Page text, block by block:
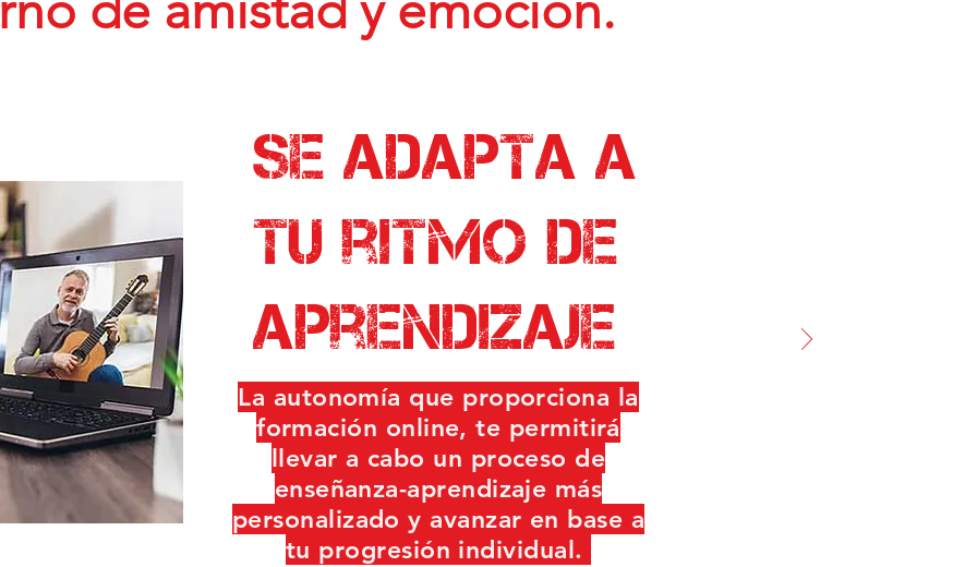
Se adapta a
tu ritmo de
aprendizaje
La autonomía que proporciona la
formación online, te permitirá
llevar a cabo un proceso de
enseñanza-aprendizaje más
personalizado y avanzar en base a
tu progresión individual.